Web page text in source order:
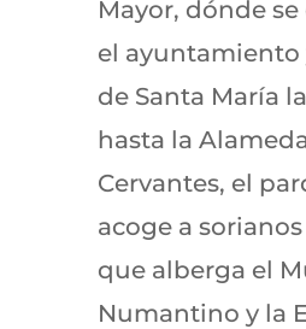
Mayor, dónde
el ayuntamiento
de Santa María
hasta la
Cervantes, el
acoge a
que alberga el
Numantino y la